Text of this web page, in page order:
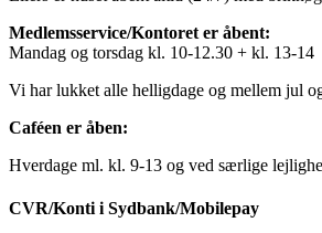
Medlemsservice/Kontoret er åbent:
Mandag og torsdag kl. 10-12.30 + kl. 13-14
Vi har lukket alle helligdage og mellem jul
Caféen er åben:
Hverdage ml. kl. 9-13 og ved særlige
CVR/Konti i Sydbank/Mobilepay